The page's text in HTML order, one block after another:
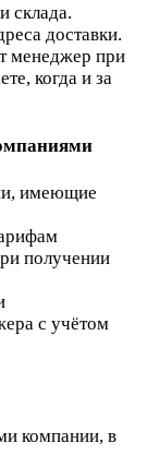
склада.
доставки.
менеджер при
когда и за
имеющие
получении
с учётом
компании, в